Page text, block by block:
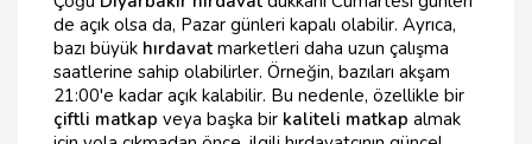
de açık olsa da, Pazar günleri kapalı olabilir. Ayrıca,
bazı büyük hırdavat marketleri daha uzun çalışma
saatlerine sahip olabilirler. Örneğin, bazıları akşam
21:00'e kadar açık kalabilir. Bu nedenle, özellikle bir
çiftli matkap veya başka bir kaliteli matkap almak